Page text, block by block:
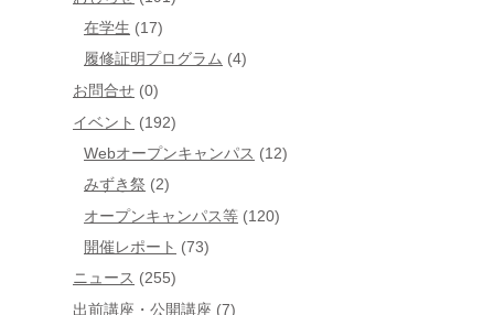
在学生 (17)
履修証明プログラム (4)
お問合せ (0)
イベント (192)
Webオープンキャンパス (12)
みずき祭 (2)
オープンキャンパス等 (120)
開催レポート (73)
ニュース (255)
出前講座・公開講座 (7)